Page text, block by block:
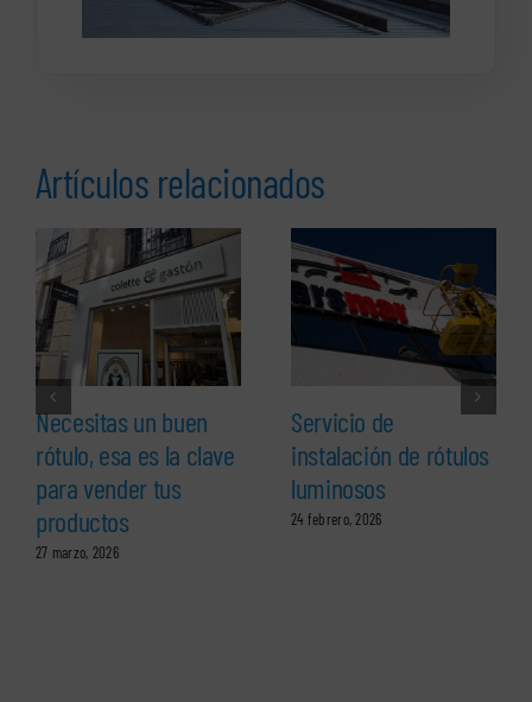
Artículos relacionados
Necesitas un buen
rótulo, esa es la clave
para vender tus
productos
27 marzo, 2026
Servicio de
instalación de rótulos
luminosos
24 febrero, 2026